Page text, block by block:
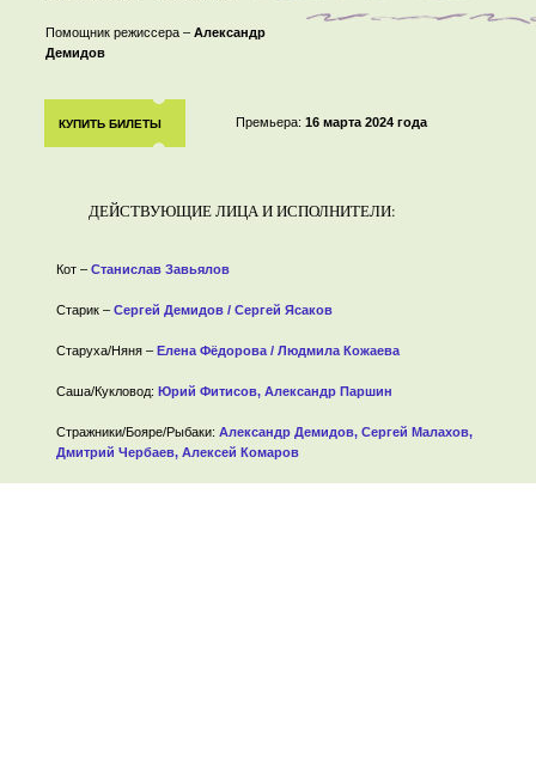
Премьера: 16 марта 2024 года
Помощник режиссера – Александр
Демидов
КУПИТЬ БИЛЕТЫ
ДЕЙСТВУЮЩИЕ ЛИЦА И ИСПОЛНИТЕЛИ:
Кот – Станислав Завьялов
Старик – Сергей Демидов / Сергей Ясаков
Старуха/Няня – Елена Фёдорова / Людмила Кожаева
Саша/Кукловод: Юрий Фитисов, Александр Паршин
Стражники/Бояре/Рыбаки: Александр Демидов, Сергей Малахов,
Дмитрий Чербаев, Алексей Комаров